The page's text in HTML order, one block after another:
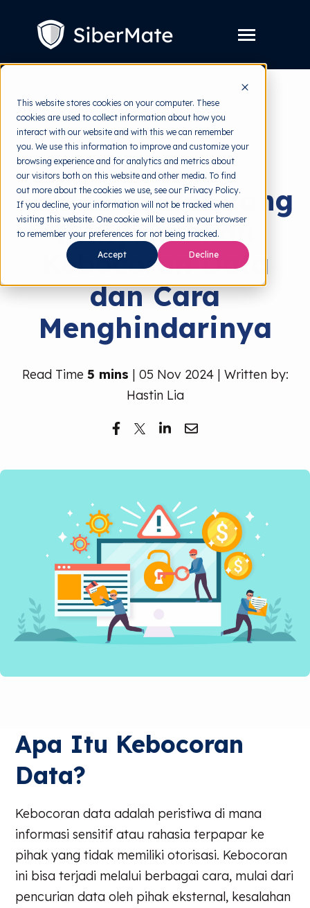
This website stores cookies on your computer. These
cookies are used to collect information about how you
interact with our website and with this we can remember
you. We use this information to improve and customize your
browsing experience and for analytics and metrics about
our visitors both on this website and other media. To find
out more about the cookies we use, see our Privacy Policy.
If you decline, your information will not be tracked when
visiting this website. One cookie will be used in your browser
to remember your preferences for not being tracked.
Accept Decline
Toggle
Layanan
children
for
Layanan
Harga
Resources Toggle
children
for
Resources
Tools Gratis Toggle
children
for
Tools
Tentang
Coba Gratis
back to HRMI
Data Breach
Faktor-Faktor yang
Menyebabkan
Kebocoran Data
dan Cara
Menghindarinya
Read Time 5 mins | 05 Nov 2024 | Written by:
Hastin Lia
Apa Itu Kebocoran
Data?
Kebocoran data adalah peristiwa di mana
informasi sensitif atau rahasia terpapar ke
pihak yang tidak memiliki otorisasi. Kebocoran
ini bisa terjadi melalui berbagai cara, mulai dari
pencurian data oleh pihak eksternal, kesalahan